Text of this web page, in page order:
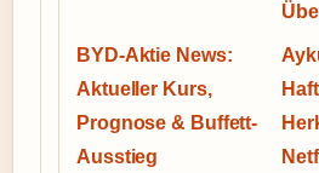
BYD-Aktie News:
Aktueller Kurs,
Prognose & Buffett-
Ausstieg